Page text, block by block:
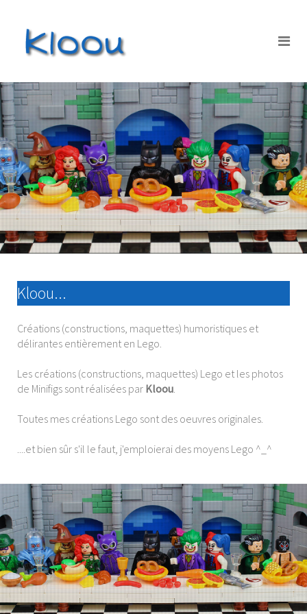
Kloou...
Créations (constructions, maquettes) humoristiques et
délirantes entièrement en Lego.
Les créations (constructions, maquettes) Lego et les photos
de Minifigs sont réalisées par Kloou.
Toutes mes créations Lego sont des oeuvres originales.
....et bien sûr s'il le faut, j'emploierai des moyens Lego ^_^